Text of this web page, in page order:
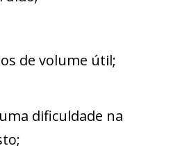
de volume útil;
dificuldade na